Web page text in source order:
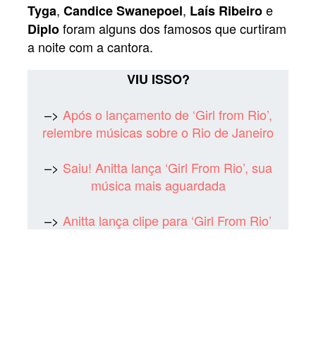
Tyga, Candice Swanepoel, Laís Ribeiroe
Diploforam alguns dos famosos que curtiram
a noite com a cantora.
VIU ISSO?
–> Após o lançamento de ‘Girl from Rio’,
relembre músicas sobre o Rio de Janeiro
–> Saiu! Anitta lança ‘Girl From Rio’, sua
música mais aguardada
–> Anitta lança clipe para ‘Girl From Rio’